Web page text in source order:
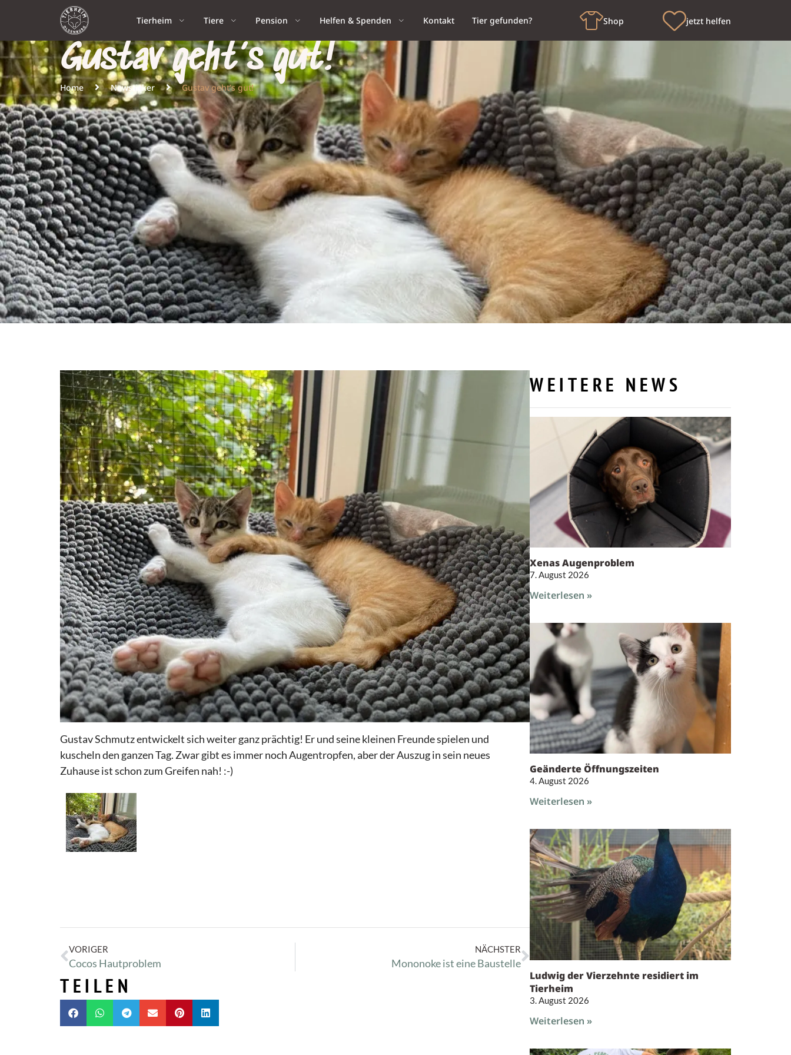
Tierheim Tiere Pension Helfen & Spenden Kontakt Tier gefunden? Shop jetzt helfen
Gustav geht’s gut!
Home Newsticker Gustav geht’s gut!
Gustav Schmutz entwickelt sich weiter ganz prächtig! Er und seine kleinen Freunde spielen und
kuscheln den ganzen Tag. Zwar gibt es immer noch Augentropfen, aber der Auszug in sein neues
Zuhause ist schon zum Greifen nah! :-)
VORIGER
Cocos Hautproblem
NÄCHSTER
Mononoke ist eine Baustelle
TEILEN
WEITERE NEWS
Xenas Augenproblem
7. August 2026
Weiterlesen »
Geänderte Öffnungszeiten
4. August 2026
Weiterlesen »
Ludwig der Vierzehnte residiert im
Tierheim
3. August 2026
Weiterlesen »